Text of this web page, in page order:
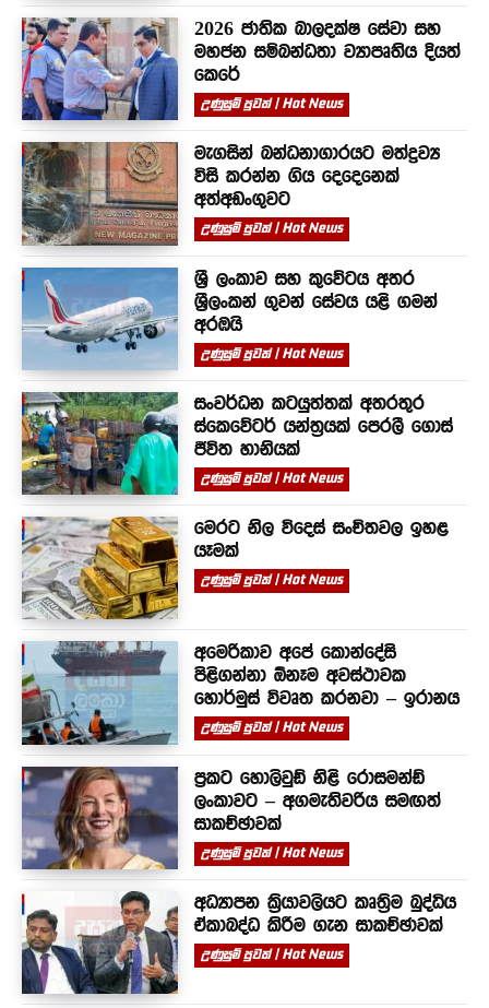
2026 ජාතික බාලදක්ෂ සේවා සහ
මහජන සම්බන්ධතා ව්‍යාපෘතිය දියත්
කෙරේ
උණුසුම් පුවත් | Hot News
මැගසින් බන්ධනාගාරයට මත්ද්‍රව්‍ය
විසි කරන්න ගිය දෙදෙනෙක්
අත්අඩංගුවට
උණුසුම් පුවත් | Hot News
ශ්‍රී ලංකාව සහ කුවේටය අතර
ශ්‍රීලංකන් ගුවන් සේවය යළි ගමන්
අරඹයි
උණුසුම් පුවත් | Hot News
සංවර්ධන කටයුත්තක් අතරතුර
ස්කෙවේටර් යන්ත්‍රයක් පෙරලී ගොස්
ජීවිත හානියක්
උණුසුම් පුවත් | Hot News
මෙරට නිල විදෙස් සංචිතවල ඉහළ
යෑමක්
උණුසුම් පුවත් | Hot News
අමෙරිකාව අපේ කොන්දේසි
පිළිගන්නා ඕනෑම අවස්ථාවක
හොර්මුස් විවෘත කරනවා – ඉරානය
උණුසුම් පුවත් | Hot News
ප්‍රකට හොලිවුඩ් නිළි රොසමන්ඩ්
ලංකාවට – අගමැතිවරිය සමඟත්
සාකච්ඡාවක්
උණුසුම් පුවත් | Hot News
අධ්‍යාපන ක්‍රියාවලියට කෘත්‍රිම බුද්ධිය
ඒකාබද්ධ කිරීම ගැන සාකච්ඡාවක්
උණුසුම් පුවත් | Hot News